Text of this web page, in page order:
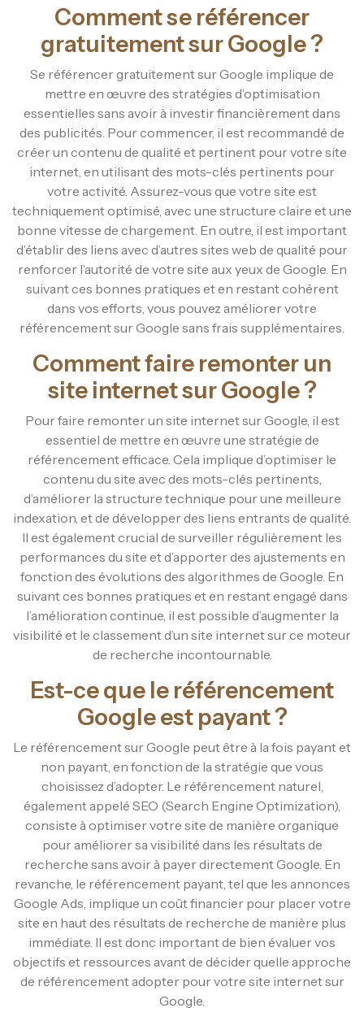
Comment se référencer
gratuitement sur Google ?
Se référencer gratuitement sur Google implique de
mettre en œuvre des stratégies d’optimisation
essentielles sans avoir à investir financièrement dans
des publicités. Pour commencer, il est recommandé de
créer un contenu de qualité et pertinent pour votre site
internet, en utilisant des mots-clés pertinents pour
votre activité. Assurez-vous que votre site est
techniquement optimisé, avec une structure claire et une
bonne vitesse de chargement. En outre, il est important
d’établir des liens avec d’autres sites web de qualité pour
renforcer l’autorité de votre site aux yeux de Google. En
suivant ces bonnes pratiques et en restant cohérent
dans vos efforts, vous pouvez améliorer votre
référencement sur Google sans frais supplémentaires.
Comment faire remonter un
site internet sur Google ?
Pour faire remonter un site internet sur Google, il est
essentiel de mettre en œuvre une stratégie de
référencement efficace. Cela implique d’optimiser le
contenu du site avec des mots-clés pertinents,
d’améliorer la structure technique pour une meilleure
indexation, et de développer des liens entrants de qualité.
Il est également crucial de surveiller régulièrement les
performances du site et d’apporter des ajustements en
fonction des évolutions des algorithmes de Google. En
suivant ces bonnes pratiques et en restant engagé dans
l’amélioration continue, il est possible d’augmenter la
visibilité et le classement d’un site internet sur ce moteur
de recherche incontournable.
Est-ce que le référencement
Google est payant ?
Le référencement sur Google peut être à la fois payant et
non payant, en fonction de la stratégie que vous
choisissez d’adopter. Le référencement naturel,
également appelé SEO (Search Engine Optimization),
consiste à optimiser votre site de manière organique
pour améliorer sa visibilité dans les résultats de
recherche sans avoir à payer directement Google. En
revanche, le référencement payant, tel que les annonces
Google Ads, implique un coût financier pour placer votre
site en haut des résultats de recherche de manière plus
immédiate. Il est donc important de bien évaluer vos
objectifs et ressources avant de décider quelle approche
de référencement adopter pour votre site internet sur
Google.